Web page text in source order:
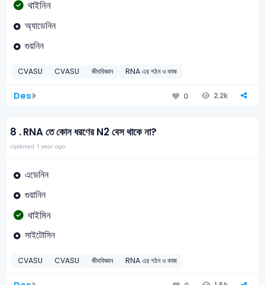
থাইনিন
অ্যাডেনিন
গুয়নিন
CVASU CVASU জীববিজ্ঞান RNA এর গঠন ও কাজ
Des 0 2.2k
8 .RNA তে কোন ধরণের N2 বেস থাকে না?
Updated: 1 year ago
এডেনিন
গুয়ানিন
থাইমিন
সাইটোসিন
CVASU CVASU জীববিজ্ঞান RNA এর গঠন ও কাজ